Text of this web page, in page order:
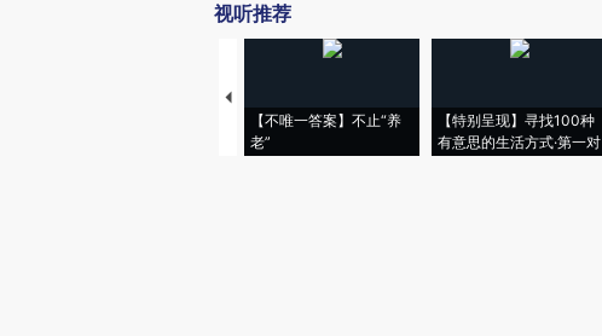
视听推荐
【不唯一答案】不止“养
老”
【特别呈现】寻找100种
有意思的生活方式·第一对